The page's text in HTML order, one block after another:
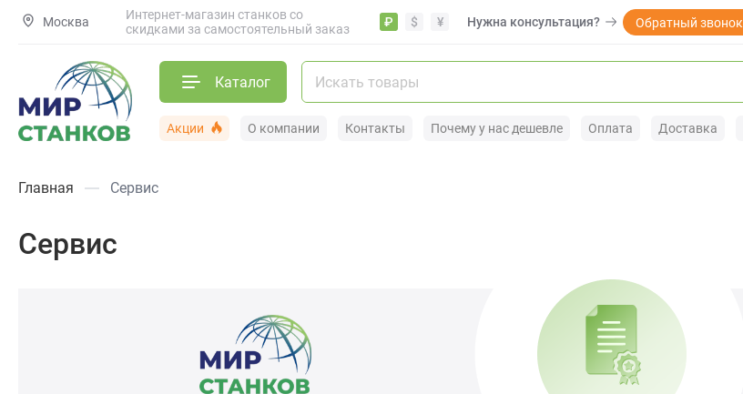
Москва
Интернет-магазин станков со
скидками за самостоятельный заказ
₽ $ ¥ Нужна консультация? Обратный звонок
Каталог
Акции О компании Контакты Почему у нас дешевле Оплата Доставка
Главная Сервис
Сервис